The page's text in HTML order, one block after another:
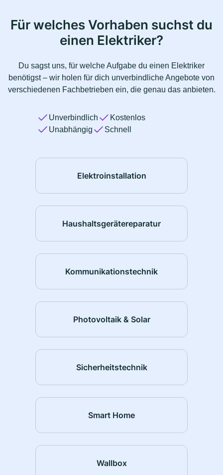
Für welches Vorhaben suchst du
einen Elektriker?
Du sagst uns, für welche Aufgabe du einen Elektriker
benötigst – wir holen für dich unverbindliche Angebote von
verschiedenen Fachbetrieben ein, die genau das anbieten.
Unverbindlich
Kostenlos
Unabhängig
Schnell
Elektroinstallation
Haushaltsgerätereparatur
Kommunikationstechnik
Photovoltaik & Solar
Sicherheitstechnik
Smart Home
Wallbox